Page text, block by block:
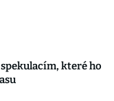
které ho